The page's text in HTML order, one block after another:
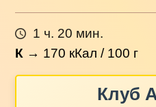
1 ч. 20 мин.
К → 170 кКал / 100 г
Клуб